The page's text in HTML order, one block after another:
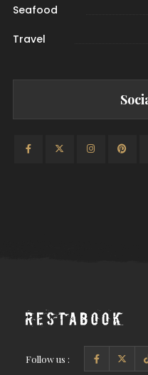
Seafood
Travel
Follow us :